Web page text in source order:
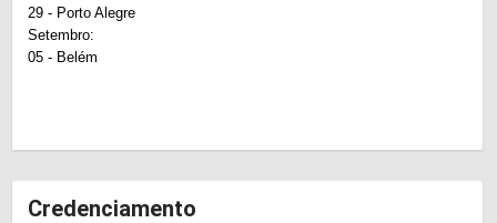
29 - Porto Alegre
Setembro:
05 - Belém
Credenciamento